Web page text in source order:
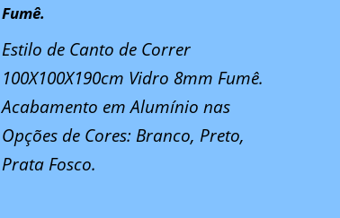
Fumê.
Estilo de Canto de Correr
100X100X190cm Vidro 8mm Fumê.
Acabamento em Alumínio nas
Opções de Cores: Branco, Preto,
Prata Fosco.